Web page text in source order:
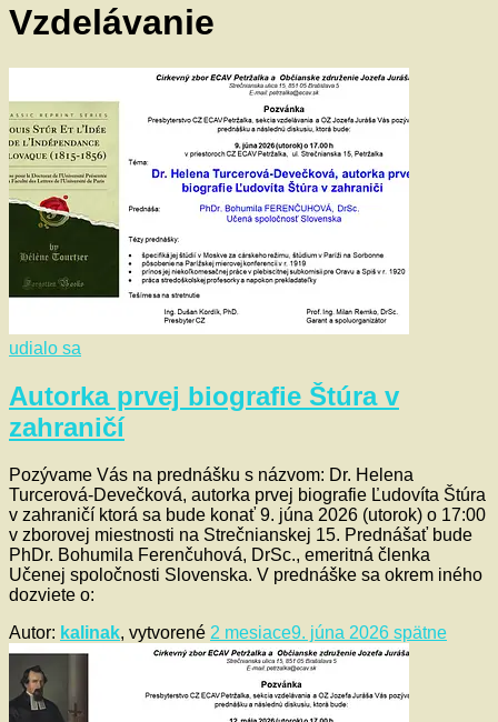
Vzdelávanie
udialo sa
Autorka prvej biografie Štúra v
zahraničí
Pozývame Vás na prednášku s názvom: Dr. Helena
Turcerová-Devečková, autorka prvej biografie Ľudovíta Štúra
v zahraničí ktorá sa bude konať 9. júna 2026 (utorok) o 17:00
v zborovej miestnosti na Strečnianskej 15. Prednášať bude
PhDr. Bohumila Ferenčuhová, DrSc., emeritná členka
Učenej spoločnosti Slovenska. V prednáške sa okrem iného
dozviete o:
Autor: kalinak, vytvorené 2 mesiace9. júna 2026 spätne